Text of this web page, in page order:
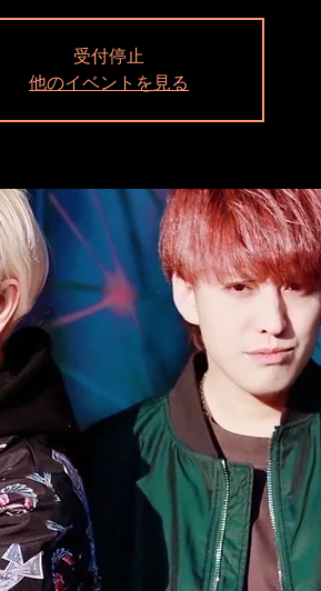
受付停止
他のイベントを見る